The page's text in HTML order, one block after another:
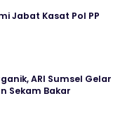
Jabat Kasat Pol PP
ARI Sumsel Gelar
Sekam Bakar